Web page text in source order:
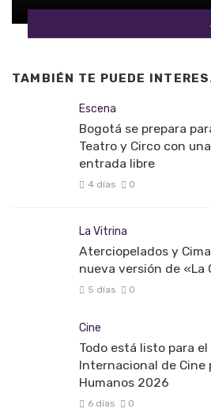
TAMBIÉN TE PUEDE
Escena
Bogotá se prepara
Teatro y Circo con
entrada libre
4 días 0
La Vitrina
Aterciopelados y
nueva versión de «La
5 días 0
Cine
Todo está listo para el
Internacional de Cine
Humanos 2026
6 días 0